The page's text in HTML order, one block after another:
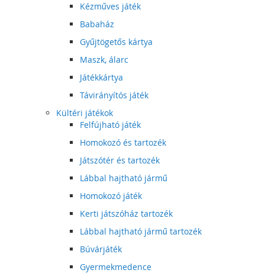
Kézműves játék
Babaház
Gyűjtögetős kártya
Maszk, álarc
Játékkártya
Távirányítós játék
Kültéri játékok
Felfújható játék
Homokozó és tartozék
Játszótér és tartozék
Lábbal hajtható jármű
Homokozó játék
Kerti játszóház tartozék
Lábbal hajtható jármű tartozék
Búvárjáték
Gyermekmedence